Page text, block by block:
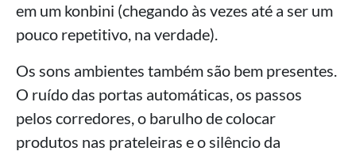
em um konbini (chegando às vezes até a ser um
pouco repetitivo, na verdade).
Os sons ambientes também são bem presentes.
O ruído das portas automáticas, os passos
pelos corredores, o barulho de colocar
produtos nas prateleiras e o silêncio da